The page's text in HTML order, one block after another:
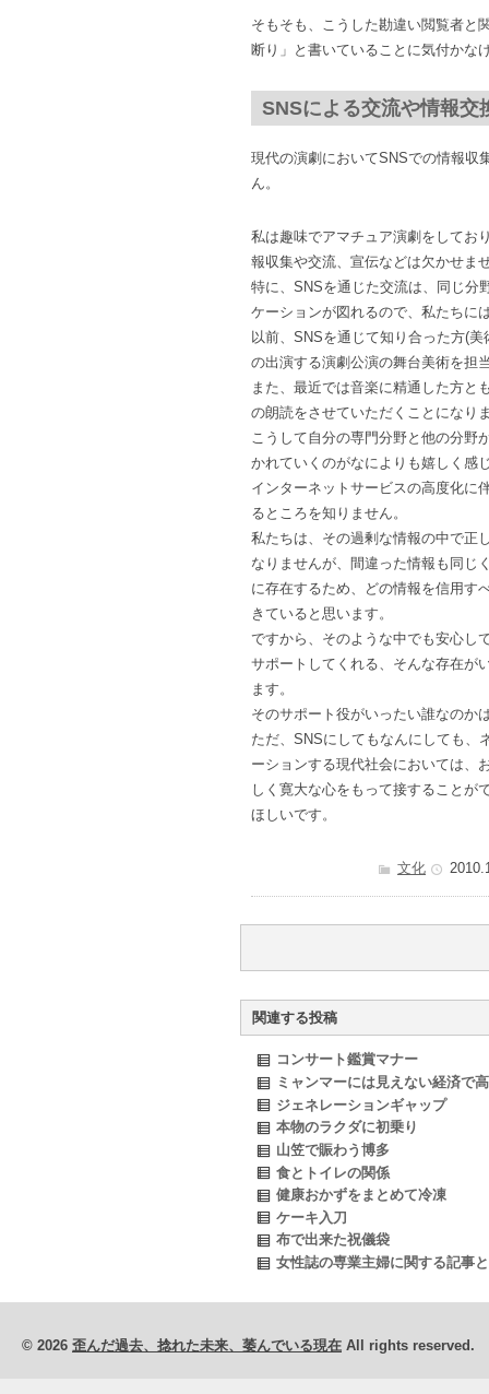
そもそも、こうした勘違い閲覧者と
断り」と書いていることに気付かな
SNSによる交流や情報交
現代の演劇においてSNSでの情報収
ん。
私は趣味でアマチュア演劇をしてお
報収集や交流、宣伝などは欠かせま
特に、SNSを通じた交流は、同じ分
ケーションが図れるので、私たちに
以前、SNSを通じて知り合った方(
の出演する演劇公演の舞台美術を担
また、最近では音楽に精通した方と
の朗読をさせていただくことになり
こうして自分の専門分野と他の分野
かれていくのがなによりも嬉しく感
インターネットサービスの高度化に
るところを知りません。
私たちは、その過剰な情報の中で正
なりませんが、間違った情報も同じ
に存在するため、どの情報を信用す
きていると思います。
ですから、そのような中でも安心し
サポートしてくれる、そんな存在が
ます。
そのサポート役がいったい誰なのか
ただ、SNSにしてもなんにしても、
ーションする現代社会においては、
しく寛大な心をもって接することが
ほしいです。
文化
関連する投稿
コンサート鑑賞マナー
ミャンマーには見えない経済で
ジェネレーションギャップ
本物のラクダに初乗り
山笠で賑わう博多
食とトイレの関係
健康おかずをまとめて冷凍
ケーキ入刀
布で出来た祝儀袋
女性誌の専業主婦に関する記事
© 2026 歪んだ過去、捻れた未来、萎んでいる現在 All rights reserved.